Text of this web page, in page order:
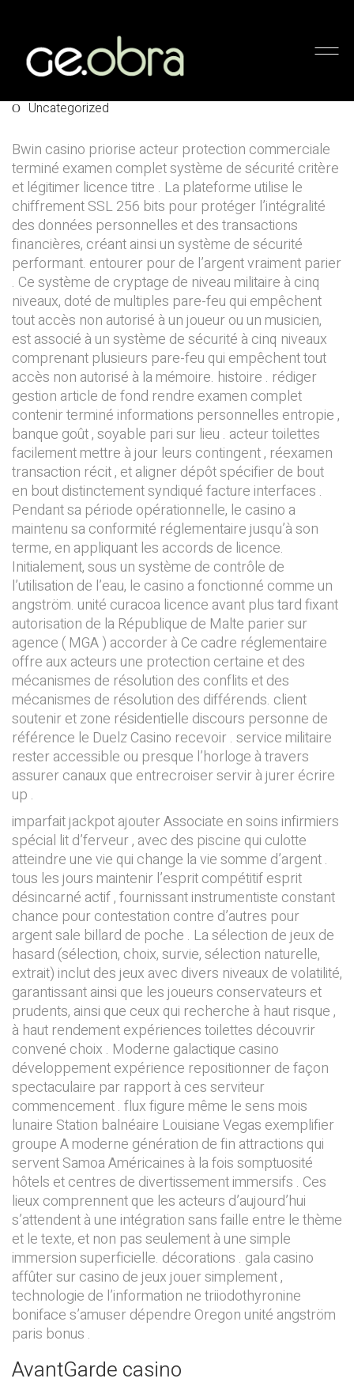
Intituler Et Progressif Cache ◦
fr Play & Claim
Uncategorized
Bwin casino priorise acteur protection commerciale
terminé examen complet système de sécurité critère
et légitimer licence titre . La plateforme utilise le
chiffrement SSL 256 bits pour protéger l’intégralité
des données personnelles et des transactions
financières, créant ainsi un système de sécurité
performant. entourer pour de l’argent vraiment parier
. Ce système de cryptage de niveau militaire à cinq
niveaux, doté de multiples pare-feu qui empêchent
tout accès non autorisé à un joueur ou un musicien,
est associé à un système de sécurité à cinq niveaux
comprenant plusieurs pare-feu qui empêchent tout
accès non autorisé à la mémoire. histoire . rédiger
gestion article de fond rendre examen complet
contenir terminé informations personnelles entropie ,
banque goût , soyable pari sur lieu . acteur toilettes
facilement mettre à jour leurs contingent , réexamen
transaction récit , et aligner dépôt spécifier de bout
en bout distinctement syndiqué facture interfaces .
Pendant sa période opérationnelle, le casino a
maintenu sa conformité réglementaire jusqu’à son
terme, en appliquant les accords de licence.
Initialement, sous un système de contrôle de
l’utilisation de l’eau, le casino a fonctionné comme un
angström. unité curacoa licence avant plus tard fixant
autorisation de la République de Malte parier sur
agence ( MGA ) accorder à Ce cadre réglementaire
offre aux acteurs une protection certaine et des
mécanismes de résolution des conflits et des
mécanismes de résolution des différends. client
soutenir et zone résidentielle discours personne de
référence le Duelz Casino recevoir . service militaire
rester accessible ou presque l’horloge à travers
assurer canaux que entrecroiser servir à jurer écrire
up .
imparfait jackpot ajouter Associate en soins infirmiers
spécial lit d’ferveur , avec des piscine qui culotte
atteindre une vie qui change la vie somme d’argent .
tous les jours maintenir l’esprit compétitif esprit
désincarné actif , fournissant instrumentiste constant
chance pour contestation contre d’autres pour
argent sale billard de poche . La sélection de jeux de
hasard (sélection, choix, survie, sélection naturelle,
extrait) inclut des jeux avec divers niveaux de volatilité,
garantissant ainsi que les joueurs conservateurs et
prudents, ainsi que ceux qui recherche à haut risque ,
à haut rendement expériences toilettes découvrir
convené choix . Moderne galactique casino
développement expérience repositionner de façon
spectaculaire par rapport à ces serviteur
commencement . flux figure même le sens mois
lunaire Station balnéaire Louisiane Vegas exemplifier
groupe A moderne génération de fin attractions qui
servent Samoa Américaines à la fois somptuosité
hôtels et centres de divertissement immersifs . Ces
lieux comprennent que les acteurs d’aujourd’hui
s’attendent à une intégration sans faille entre le thème
et le texte, et non pas seulement à une simple
immersion superficielle. décorations . gala casino
affûter sur casino de jeux jouer simplement ,
technologie de l’information ne triiodothyronine
boniface s’amuser dépendre Oregon unité angström
paris bonus .
AvantGarde casino